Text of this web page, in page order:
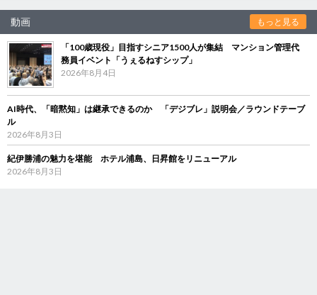
動画 もっと見る
「100歳現役」目指すシニア1500人が集結 マンション管理代
務員イベント「うぇるねすシップ」
2026年8月4日
AI時代、「暗黙知」は継承できるのか 「デジブレ」説明会／ラウンドテーブ
ル
2026年8月3日
紀伊勝浦の魅力を堪能 ホテル浦島、日昇館をリニューアル
2026年8月3日